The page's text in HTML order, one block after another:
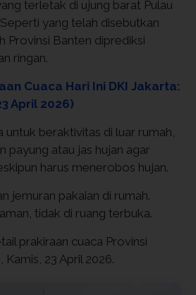
terletak di ujung barat Pulau
yang telah disebutkan
Provinsi Banten diprediksi
ringan.
Cuaca Hari Ini DKI Jakarta:
April 2026)
untuk beraktivitas di luar rumah,
payung atau jas hujan agar
harus menerobos hujan.
jemuran pakaian di rumah.
tidak di ruang terbuka.
prakiraan cuaca Provinsi
Kamis, 23 April 2026.